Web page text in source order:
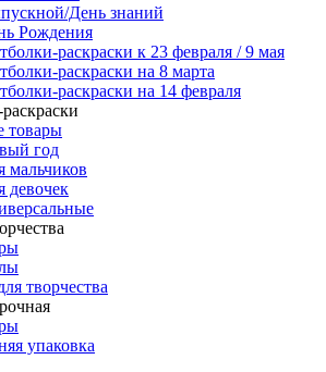
День знаний
Рождения
раскраски к 23 февраля / 9 мая
раскраски на 8 марта
раскраски на 14 февраля
товары
год
мальчиков
девочек
творчества
упаковка